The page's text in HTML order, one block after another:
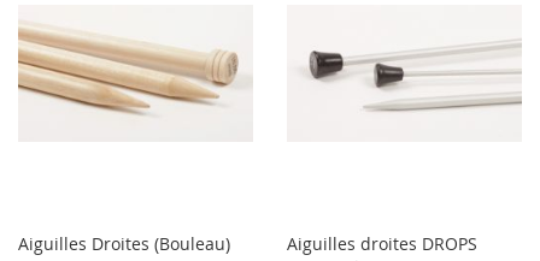
Aiguilles Droites (Bouleau)
Aiguilles droites DROPS